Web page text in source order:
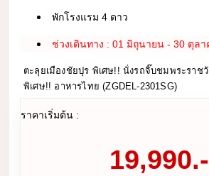
พักโรงแรม 4 ดาว
ช่วงเดินทาง : 01 มิถุนายน - 30 ตุลา
ตะลุยเมืองชัยปุร พิเศษ!! นั่งรถจิ๊บชมพระราช
พิเศษ!! อาหารไทย (ZGDEL-2301SG)
ราคาเริ่มต้น :
19,990.-